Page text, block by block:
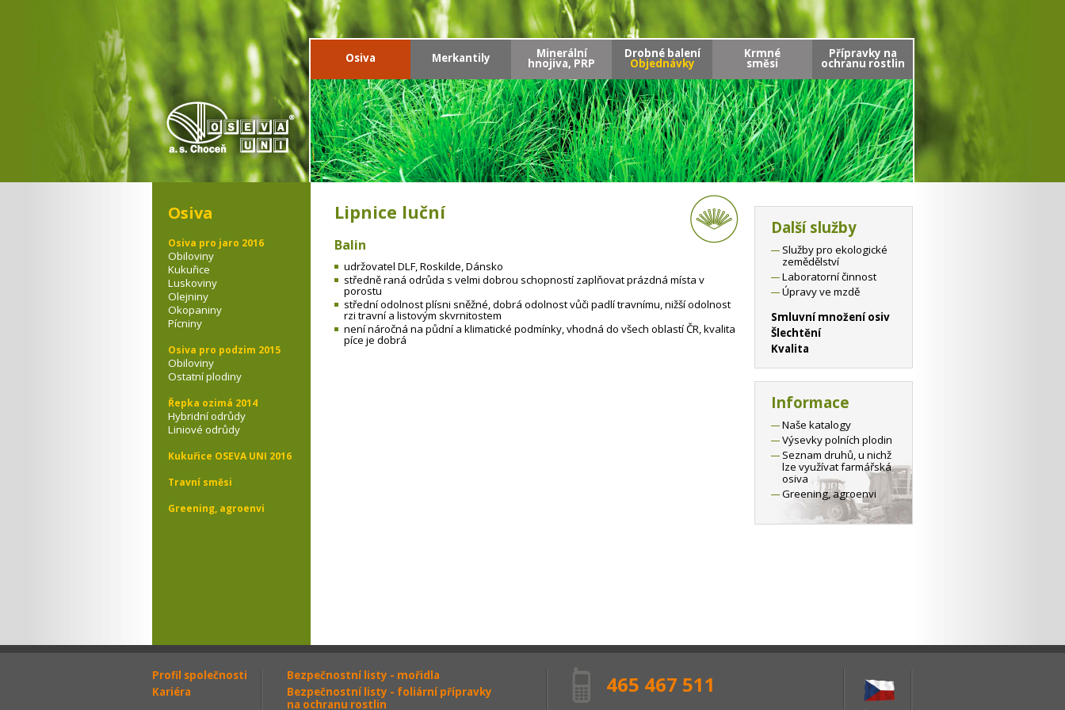
Osiva Merkantily Minerální
hnojiva, PRP
Drobné balení
Objednávky
Krmné
směsi
Přípravky na
ochranu rostlin
Osiva
Osiva pro jaro 2016
Obiloviny
Kukuřice
Luskoviny
Olejniny
Okopaniny
Pícniny
Osiva pro podzim 2015
Obiloviny
Ostatní plodiny
Řepka ozimá 2014
Hybridní odrůdy
Liniové odrůdy
Kukuřice OSEVA UNI 2016
Travní směsi
Greening, agroenvi
Další služby
Služby pro ekologické
zemědělství
Laboratorní činnost
Úpravy ve mzdě
Smluvní množení osiv
Šlechtění
Kvalita
Informace
Naše katalogy
Výsevky polních plodin
Seznam druhů, u nichž
lze využívat farmářská
osiva
Greening, agroenvi
Lipnice luční
Balin
udržovatel DLF, Roskilde, Dánsko
středně raná odrůda s velmi dobrou schopností zaplňovat prázdná místa v
porostu
střední odolnost plísni sněžné, dobrá odolnost vůči padlí travnímu, nižší odolnost
rzi travní a listovým skvrnitostem
není náročná na půdní a klimatické podmínky, vhodná do všech oblastí ČR, kvalita
píce je dobrá
Profil společnosti
Kariéra
Bezpečnostní listy - mořidla
Bezpečnostní listy - foliární přípravky
na ochranu rostlin
465 467 511